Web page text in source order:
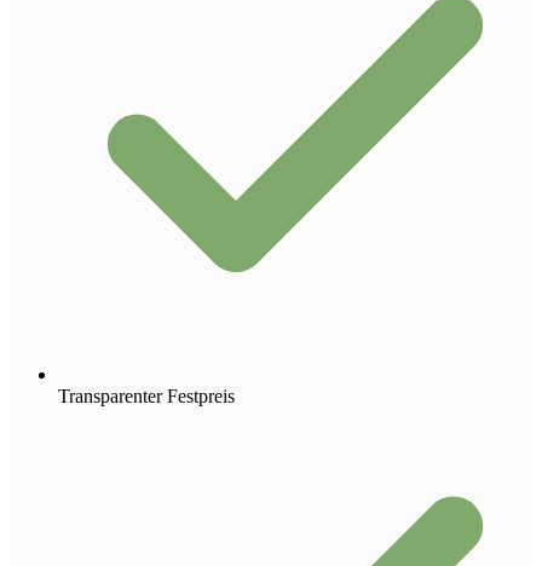
Transparenter Festpreis